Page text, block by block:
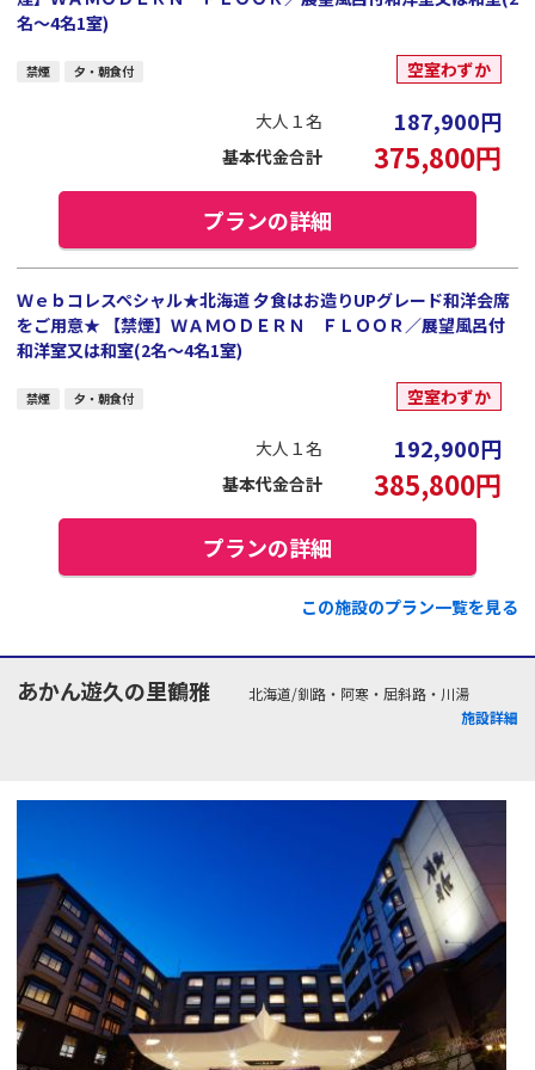
名～4名1室)
禁煙 夕・朝食付 空室わずか
大人１名 187,900円
基本代金合計 375,800円
プランの詳細
Ｗｅｂコレスペシャル★北海道 夕食はお造りUPグレード和洋会席
をご用意★ 【禁煙】ＷＡＭＯＤＥＲＮ ＦＬＯＯＲ／展望風呂付
和洋室又は和室(2名～4名1室)
禁煙 夕・朝食付 空室わずか
大人１名 192,900円
基本代金合計 385,800円
プランの詳細
この施設のプラン一覧を見る
あかん遊久の里鶴雅
北海道/釧路・阿寒・屈斜路・川湯
施設詳細